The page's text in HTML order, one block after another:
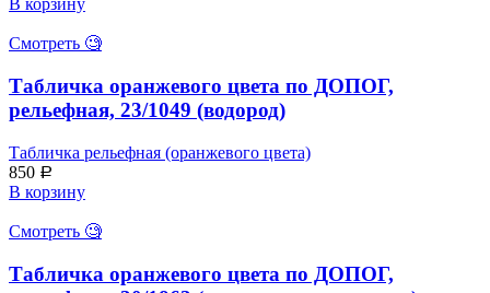
В корзину
Смотреть 🧐
Табличка оранжевого цвета по ДОПОГ,
рельефная, 23/1049 (водород)
Табличка рельефная (оранжевого цвета)
850 Р
В корзину
Смотреть 🧐
Табличка оранжевого цвета по ДОПОГ,